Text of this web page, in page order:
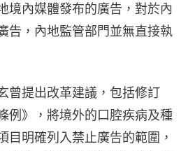
境內媒體發布的廣告，對於內
告，內地監管部門並無直接執
曾提出改革建議，包括修訂
例》，將境外的口腔疾病及種
目明確列入禁止廣告的範圍，